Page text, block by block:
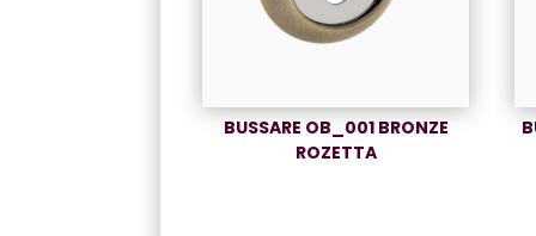
BUSSARE OB_001 BRONZE
ROZETTA